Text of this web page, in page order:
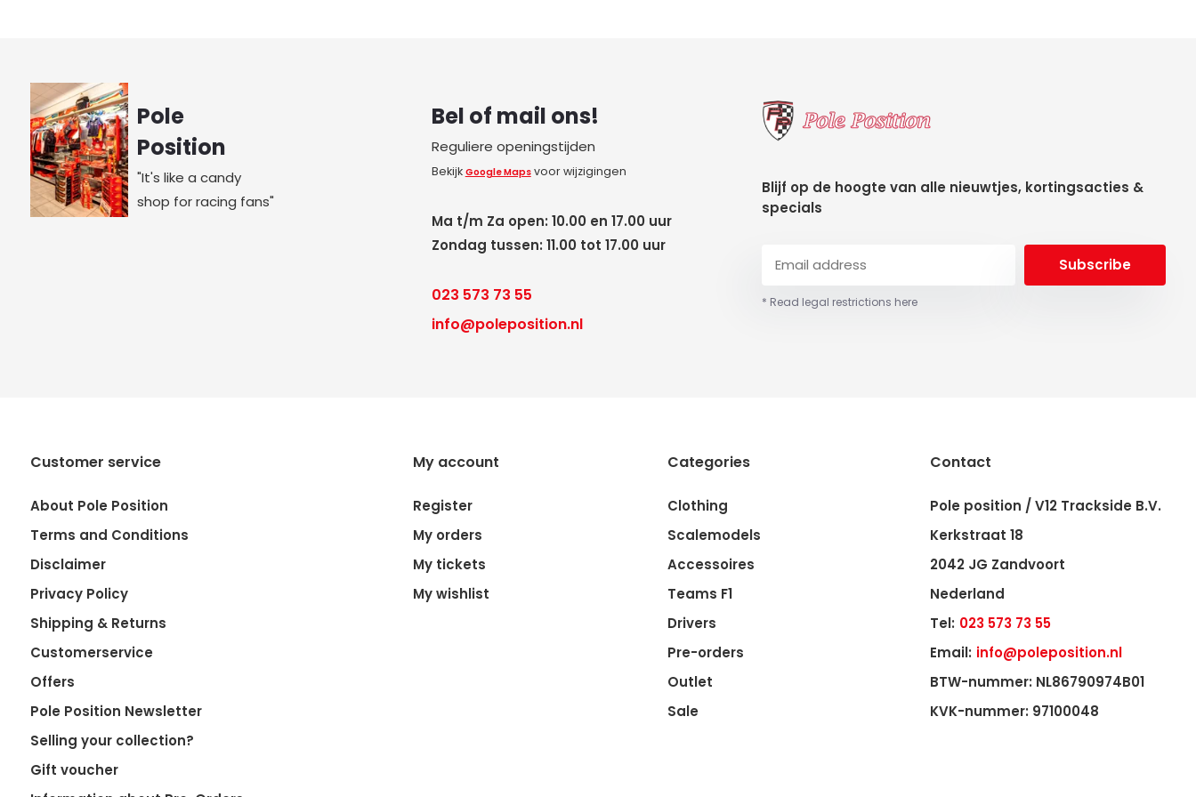
Pole
Position
"It's like a candy
shop for racing fans"
Bel of mail ons!
Reguliere openingstijden
Bekijk Google Mapsvoor wijzigingen
Ma t/m Za open: 10.00 en 17.00 uur
Zondag tussen: 11.00 tot 17.00 uur
023 573 73 55
info@poleposition.nl
Blijf op de hoogte van alle nieuwtjes, kortingsacties &
specials
Subscribe
* Read legal restrictions here
Customer service
About Pole Position
Terms and Conditions
Disclaimer
Privacy Policy
Shipping & Returns
Customerservice
Offers
Pole Position Newsletter
Selling your collection?
Gift voucher
My account
Register
My orders
My tickets
My wishlist
Categories
Clothing
Scalemodels
Accessoires
Teams F1
Drivers
Pre-orders
Outlet
Sale
Contact
Pole position / V12 Trackside B.V.
Kerkstraat 18
2042 JG Zandvoort
Nederland
Tel: 023 573 73 55
Email: info@poleposition.nl
BTW-nummer: NL86790974B01
KVK-nummer: 97100048